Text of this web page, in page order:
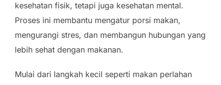
kesehatan fisik, tetapi juga kesehatan mental.
Proses ini membantu mengatur porsi makan,
mengurangi stres, dan membangun hubungan yang
lebih sehat dengan makanan.
Mulai dari langkah kecil seperti makan perlahan